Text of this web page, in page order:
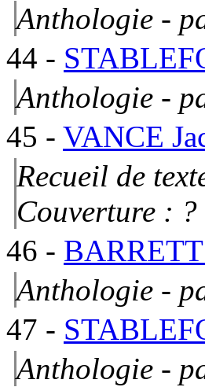
Anthologie -
44 -
Anthologie -
45 - VANCE
Recueil de
Couverture : ?
46 -
Anthologie -
47 -
Anthologie -